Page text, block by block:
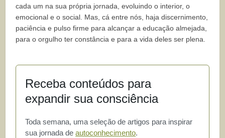
cada um na sua própria jornada, evoluindo o interior, o
emocional e o social. Mas, cá entre nós, haja discernimento,
paciência e pulso firme para alcançar a educação almejada,
para o orgulho ter constância e para a vida deles ser plena.
Receba conteúdos para
expandir sua consciência
Toda semana, uma seleção de artigos para inspirar
sua jornada deautoconhecimento.